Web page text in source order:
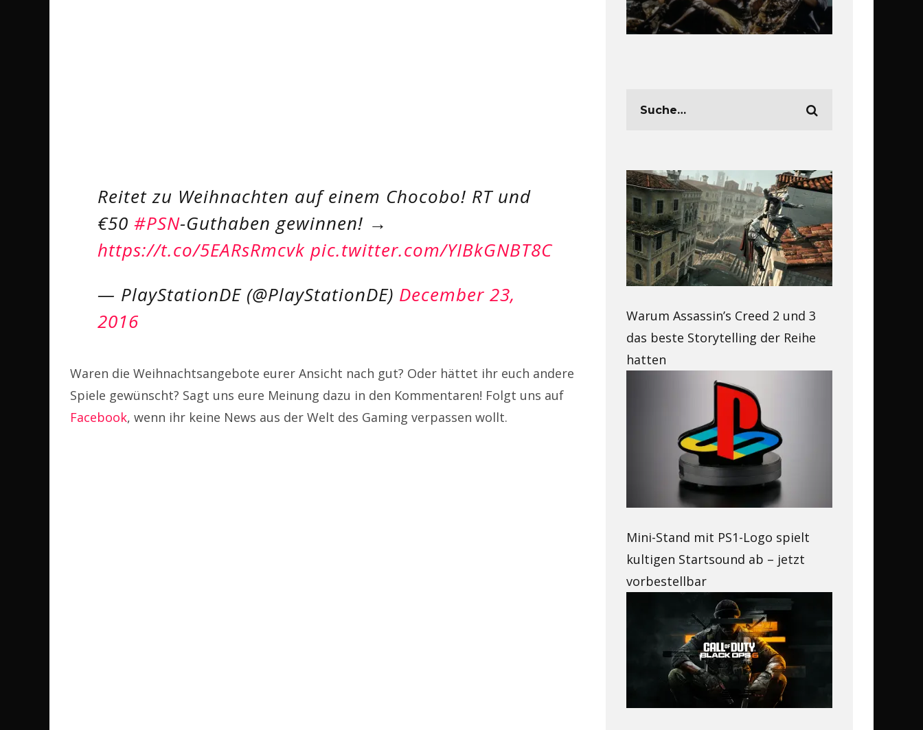
Reitet zu Weihnachten auf einem Chocobo! RT und
€50 #PSN-Guthaben gewinnen! →
https://t.co/5EARsRmcvk pic.twitter.com/YIBkGNBT8C
— PlayStationDE (@PlayStationDE) December 23,
2016
Waren die Weihnachtsangebote eurer Ansicht nach gut? Oder hättet ihr euch andere
Spiele gewünscht? Sagt uns eure Meinung dazu in den Kommentaren! Folgt uns auf
Facebook, wenn ihr keine News aus der Welt des Gaming verpassen wollt.
Warum Assassin’s Creed 2 und 3
das beste Storytelling der Reihe
hatten
Mini-Stand mit PS1-Logo spielt
kultigen Startsound ab – jetzt
vorbestellbar